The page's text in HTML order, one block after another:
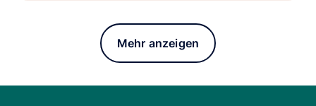
Mehr anzeigen